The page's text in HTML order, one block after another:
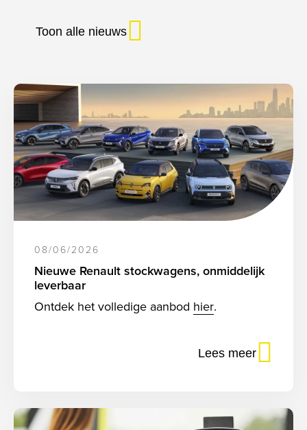
Toon alle nieuws
08/06/2026
Nieuwe Renault stockwagens, onmiddelijk
leverbaar
Ontdek het volledige aanbod hier.
Lees meer